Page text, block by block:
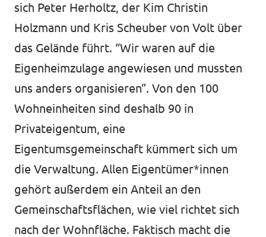
sich Peter Herholtz, der Kim Christin
Holzmann und Kris Scheuber von Volt über
das Gelände führt. “Wir waren auf die
Eigenheimzulage angewiesen und mussten
uns anders organisieren”. Von den 100
Wohneinheiten sind deshalb 90 in
Privateigentum, eine
Eigentumsgemeinschaft kümmert sich um
die Verwaltung. Allen Eigentümer*innen
gehört außerdem ein Anteil an den
Gemeinschaftsflächen, wie viel richtet sich
nach der Wohnfläche. Faktisch macht die